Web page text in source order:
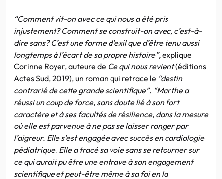
“Comment vit-on avec ce qui nous a été pris
injustement? Comment se construit-on avec, c’est-à-
dire sans? C’est une forme d’exil que d’être tenu aussi
longtemps à l’écart de sa propre histoire”,explique
Corinne Royer, auteure de Ce qui nous revient(éditions
Actes Sud, 2019), un roman qui retrace le “destin
contrarié de cette grande scientifique”. “Marthe a
réussi un coup de force, sans doute lié à son fort
caractère et à ses facultés de résilience, dans la mesure
où elle est parvenue à ne pas se laisser ronger par
l’aigreur. Elle s’est engagée avec succès en cardiologie
pédiatrique. Elle a tracé sa voie sans se retourner sur
ce qui aurait pu être une entrave à son engagement
scientifique et peut-être même à sa foi en la